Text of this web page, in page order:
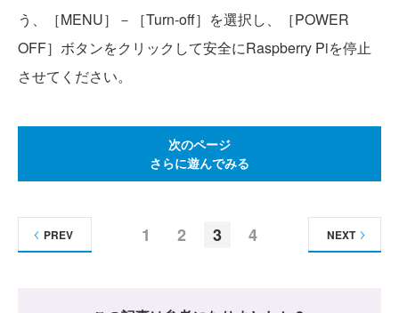
う、［MENU］－［Turn-off］を選択し、［POWER
OFF］ボタンをクリックして安全にRaspberry Piを停止
させてください。
次のページ
さらに遊んでみる
1 2 3 4
PREV NEXT